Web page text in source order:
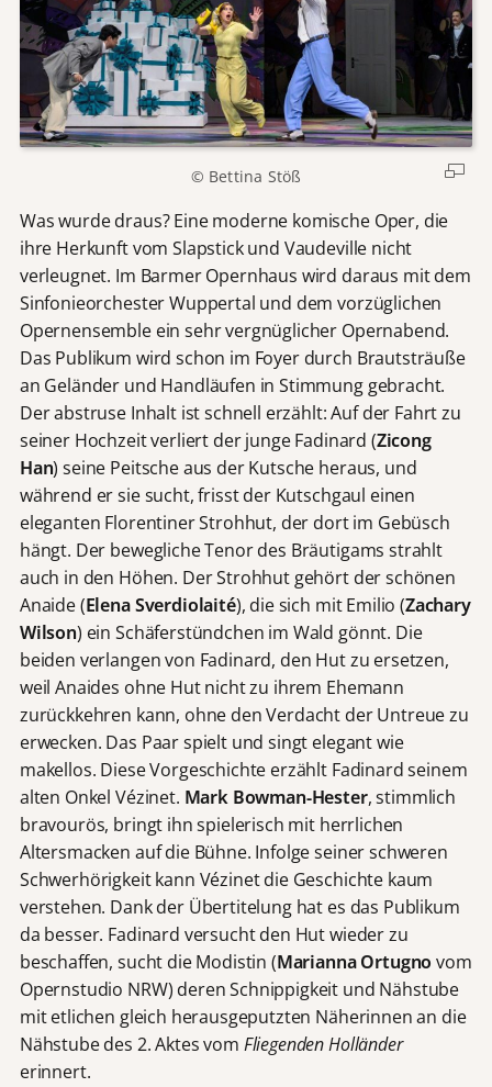
© Bettina Stöß
Was wurde draus? Eine moderne komische Oper, die
ihre Herkunft vom Slapstick und Vaudeville nicht
verleugnet. Im Barmer Opernhaus wird daraus mit dem
Sinfonieorchester Wuppertal und dem vorzüglichen
Opernensemble ein sehr vergnüglicher Opernabend.
Das Publikum wird schon im Foyer durch Brautsträuße
an Geländer und Handläufen in Stimmung gebracht.
Der abstruse Inhalt ist schnell erzählt: Auf der Fahrt zu
seiner Hochzeit verliert der junge Fadinard (Zicong
Han) seine Peitsche aus der Kutsche heraus, und
während er sie sucht, frisst der Kutschgaul einen
eleganten Florentiner Strohhut, der dort im Gebüsch
hängt. Der bewegliche Tenor des Bräutigams strahlt
auch in den Höhen. Der Strohhut gehört der schönen
Anaide (Elena Sverdiolaité), die sich mit Emilio (Zachary
Wilson) ein Schäferstündchen im Wald gönnt. Die
beiden verlangen von Fadinard, den Hut zu ersetzen,
weil Anaides ohne Hut nicht zu ihrem Ehemann
zurückkehren kann, ohne den Verdacht der Untreue zu
erwecken. Das Paar spielt und singt elegant wie
makellos. Diese Vorgeschichte erzählt Fadinard seinem
alten Onkel Vézinet. Mark Bowman-Hester, stimmlich
bravourös, bringt ihn spielerisch mit herrlichen
Altersmacken auf die Bühne. Infolge seiner schweren
Schwerhörigkeit kann Vézinet die Geschichte kaum
verstehen. Dank der Übertitelung hat es das Publikum
da besser. Fadinard versucht den Hut wieder zu
beschaffen, sucht die Modistin (Marianna Ortugnovom
Opernstudio NRW) deren Schnippigkeit und Nähstube
mit etlichen gleich herausgeputzten Näherinnen an die
Nähstube des 2. Aktes vom Fliegenden Holländer
erinnert.